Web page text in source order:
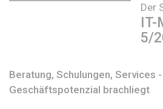
Der
IT-
5/
Beratung, Schulungen, Services
Geschäftspotenzial brachliegt